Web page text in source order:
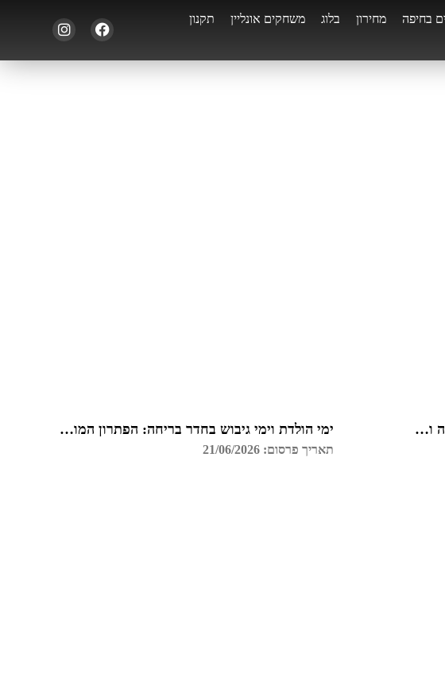
בחיפה מחירון בלוג משחקים אונליין
תקנון
בילוי זוגי בחדר בריחה: הדייט המושלם בחיפה והקריות ימי הולדת וימי גיבוש בחדר בריחה: הפתרון המושלם בחיפה
תאריך פרסום: 21/06/2026